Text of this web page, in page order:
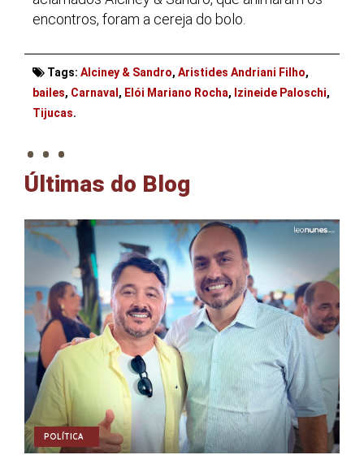
encontros, foram a cereja do bolo.
Tags: Alciney & Sandro, Aristides Andriani Filho,
bailes, Carnaval , Elói Mariano Rocha, Izineide Paloschi,
Tijucas.
. . .
Últimas do Blog
POLÍTICA